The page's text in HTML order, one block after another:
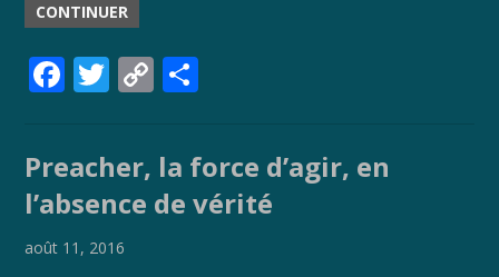
CONTINUER
F
b
o
o
T
er
C
p
y
Li
ta
g
er
Preacher, la force d’agir, en
l’absence de vérité
août 11, 2016